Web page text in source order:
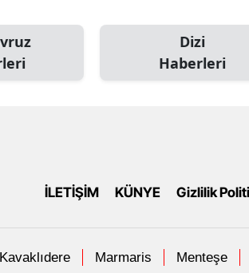
Dizi
Haberleri
İLETİŞİM KÜNYE Gizlilik
Kavaklıdere Marmaris Menteşe